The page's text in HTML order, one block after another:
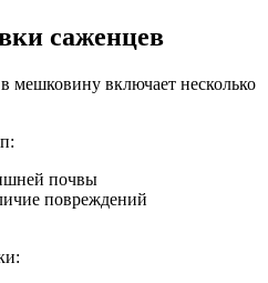
саженцев
мешковину включает несколько
почвы
повреждений